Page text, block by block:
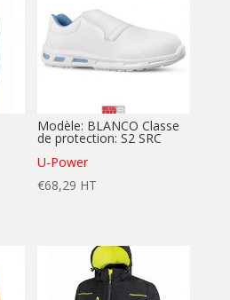
Modèle: BLANCO Classe
de protection: S2 SRC
U-Power
€68,29 HT